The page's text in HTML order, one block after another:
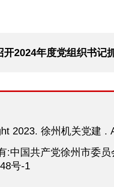
2024年度党组织书记抓基层
2023. 徐州机关党建 .
:中国共产党徐州市委
号-1